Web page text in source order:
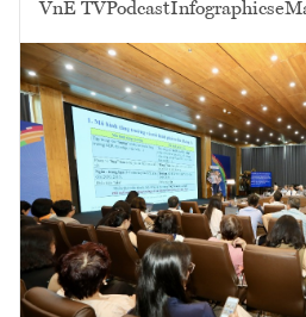
VnE TVPodcastInfographics